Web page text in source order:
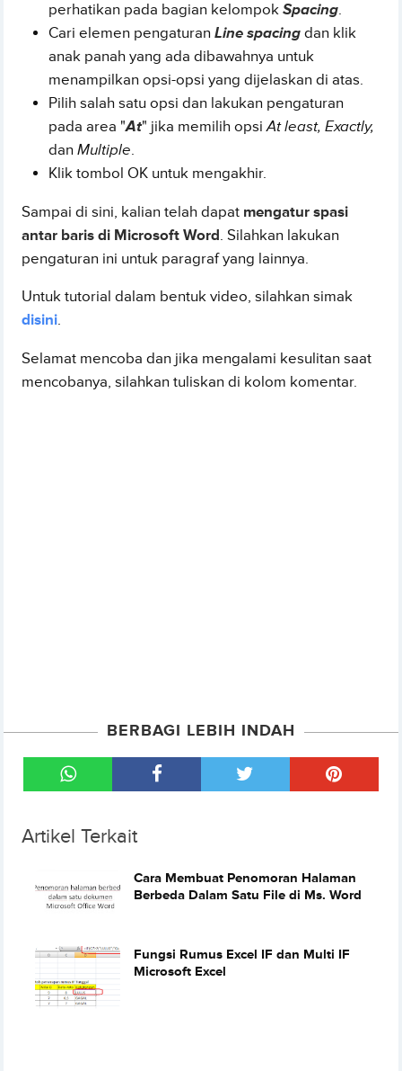
perhatikan pada bagian kelompokSpacing.
Cari elemen pengaturanLine spacing dan klik
anak panah yang ada dibawahnya untuk
menampilkan opsi-opsi yang dijelaskan di atas.
Pilih salah satu opsi dan lakukan pengaturan
pada area "At" jika memilih opsiAt least, Exactly,
danMultiple.
Klik tombol OK untuk mengakhir.
Sampai di sini, kalian telah dapat mengatur spasi
antar baris di Microsoft Word. Silahkan lakukan
pengaturan ini untuk paragraf yang lainnya.
Untuk tutorial dalam bentuk video, silahkan simak
disini.
Selamat mencoba dan jika mengalami kesulitan saat
mencobanya, silahkan tuliskan di kolom komentar.
BERBAGI LEBIH INDAH
Artikel Terkait
Cara Membuat Penomoran Halaman
Berbeda Dalam Satu File di Ms. Word
Fungsi Rumus Excel IF dan Multi IF
Microsoft Excel